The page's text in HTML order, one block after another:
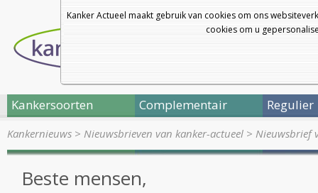
Kanker Actueel maakt gebruik van cookies om ons
cookies om u
Kankersoorten Complementair Regulier
Kankernieuws > Nieuwsbrieven van kanker-actueel > Nieuwsbrief
Beste mensen,